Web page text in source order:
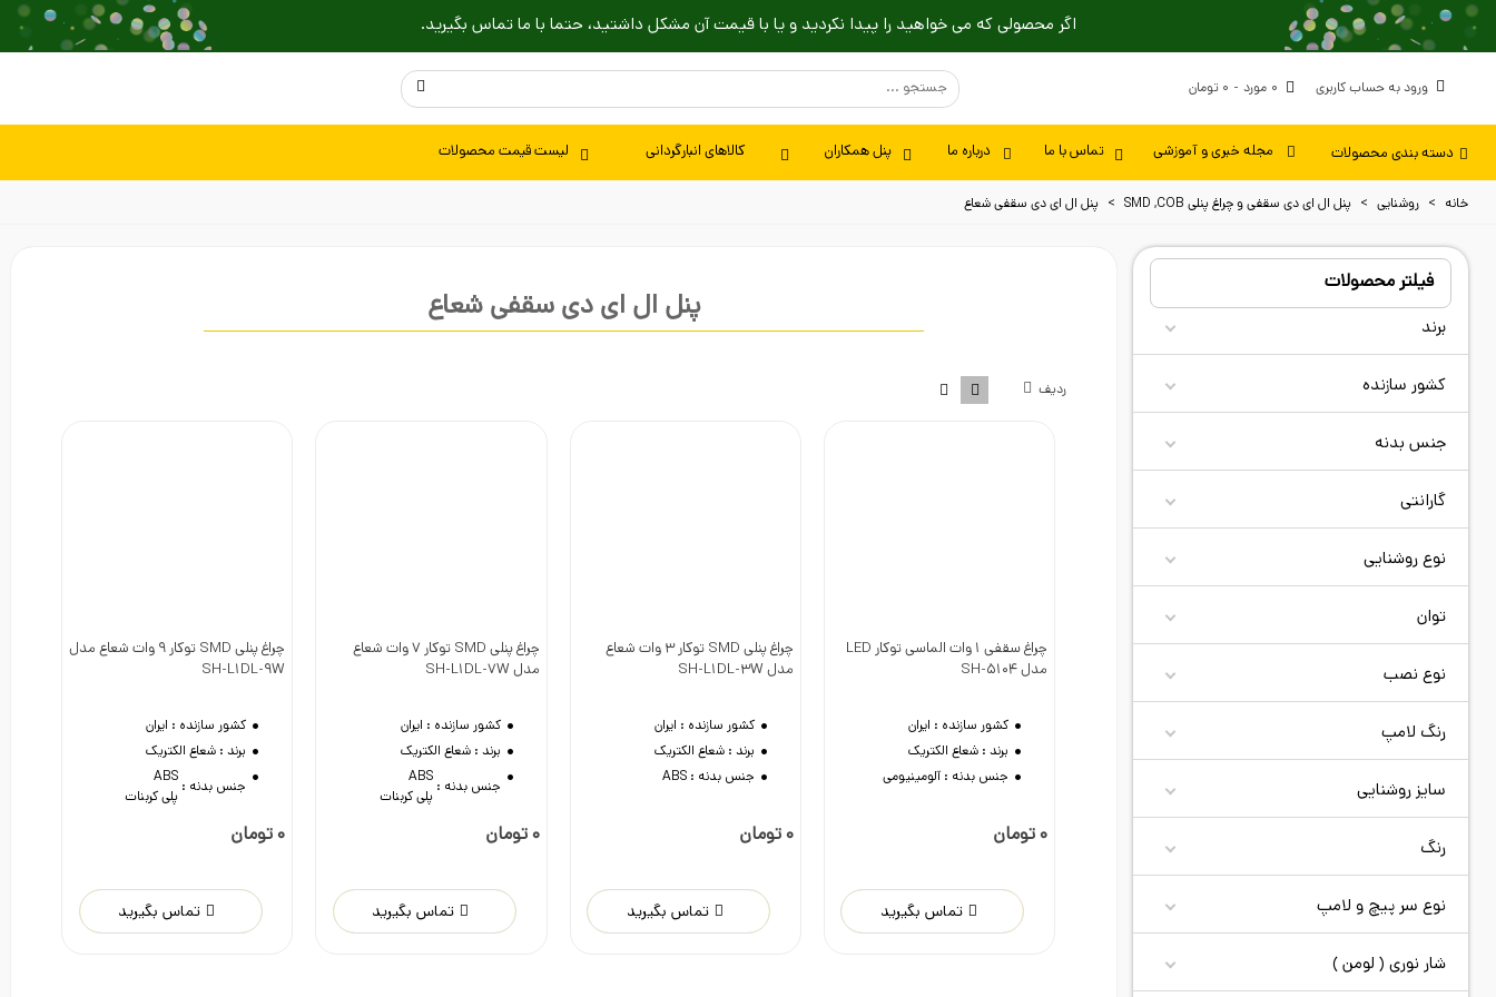
اگر محصولی که می خواهید را پیدا نکردید و یا با قیمت آن مشکل داشتید، حتما با ما تماس بگیرید.
ورود به حساب کاربری 0 مورد - 0 تومان
دسته بندی محصولات مجله خبری و آموزشی تماس با ما درباره ما پنل همکاران کالاهای انبارگردانی لیست قیمت محصولات
خانه > روشنایی > پنل ال ای دی سقفی و چراغ پنلی SMD ,COB > پنل ال ای دی سقفی شعاع
فیلتر محصولات
برند
کشور سازنده
جنس بدنه
گارانتی
نوع روشنایی
توان
نوع نصب
رنگ لامپ
سایز روشنایی
رنگ
نوع سر پیچ و لامپ
شار نوری ( لومن )
پنل ال ای دی سقفی شعاع
ردیف
دوست داشتن
کشور سازنده :
ایران
شعاع الکتریک
تماس بگیرید
دوست داشتن
چراغ پنلی SMD توکار 3 وات شعاع
کشور سازنده :
ایران
شعاع الکتریک
تماس بگیرید
دوست داشتن
چراغ پنلی SMD توکار 7 وات شعاع
کشور سازنده :
ایران
شعاع الکتریک
جنس بدنه : ABS
-پلی کربنات
تماس بگیرید
دوست داشتن
چراغ پنلی SMD توکار 9 وات شعاع مدل
کشور سازنده :
ایران
شعاع الکتریک
جنس بدنه : ABS
-پلی کربنات
تماس بگیرید